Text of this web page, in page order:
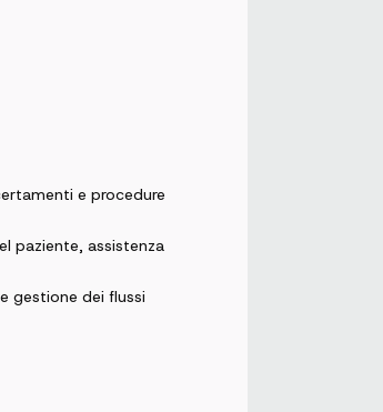
e procedure
paziente, assistenza
gestione dei flussi